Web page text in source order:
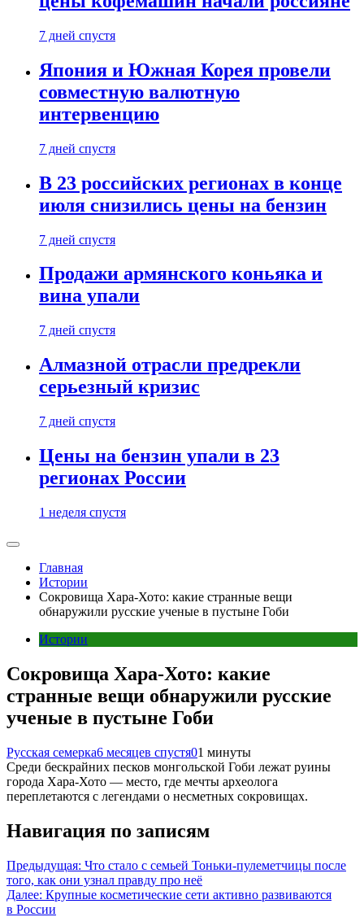
7 дней спустя
Япония и Южная Корея провели
совместную валютную
интервенцию
7 дней спустя
В 23 российских регионах в конце
июля снизились цены на бензин
7 дней спустя
Продажи армянского коньяка и
вина упали
7 дней спустя
Алмазной отрасли предрекли
серьезный кризис
7 дней спустя
Цены на бензин упали в 23
регионах России
1 неделя спустя
Главная
Истории
Сокровища Хара-Хото: какие странные вещи
обнаружили русские ученые в пустыне Гоби
Истории
Сокровища Хара-Хото: какие
странные вещи обнаружили русские
ученые в пустыне Гоби
Русская семерка6 месяцев спустя01 минуты
Среди бескрайних песков монгольской Гоби лежат руины
города Хара-Хото — место, где мечты археолога
переплетаются с легендами о несметных сокровищах.
Навигация по записям
Предыдущая: Что стало с семьей Тоньки-пулеметчицы после
того, как они узнал правду про неё
Далее: Крупные косметические сети активно развиваются
в России